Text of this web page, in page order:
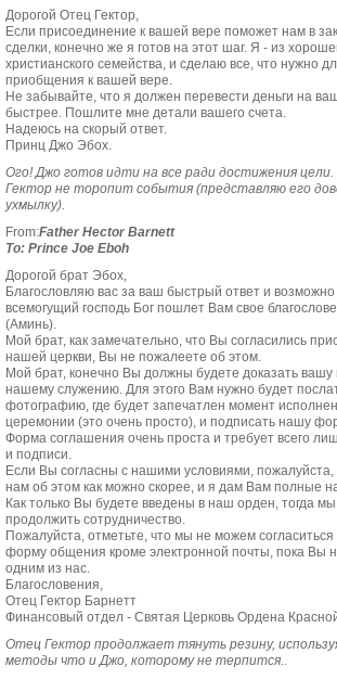
Дорогой Отец Гектор,
Если присоединение к вашей вере поможет нам в
сделки, конечно же я готов на этот шаг. Я - из
христианского семейства, и сделаю все, что нужно
приобщения к вашей вере.
Не забывайте, что я должен перевести деньги на
быстрее. Пошлите мне детали вашего счета.
Надеюсь на скорый ответ.
Принц Джо Эбох.
Ого! Джо готов идти на все ради достижения
Гектор не торопит события (представляю его
ухмылку).
From:Father Hector Barnett
To: Prince Joe Eboh
Дорогой брат Эбох,
Благословляю вас за ваш быстрый ответ и
всемогущий господь Бог пошлет Вам свое
(Аминь).
Мой брат, как замечательно, что Вы согласились
нашей церкви, Вы не пожалеете об этом.
Мой брат, конечно Вы должны будете доказать вашу
нашему служению. Для этого Вам нужно будет
фотографию, где будет запечатлен момент
церемонии (это очень просто), и подписать нашу
Форма соглашения очень проста и требует всего
и подписи.
Если Вы согласны с нашими условиями, пожалуйста,
нам об этом как можно скорее, и я дам Вам полные
Как только Вы будете введены в наш орден, тогда
продолжить сотрудничество.
Пожалуйста, отметьте, что мы не можем согласиться
форму общения кроме электронной почты, пока Вы
одним из нас.
Благословения,
Отец Гектор Барнетт
Финансовый отдел - Святая Церковь Ордена
Отец Гектор продолжает тянуть резину,
методы что и Джо, которому не терпится..